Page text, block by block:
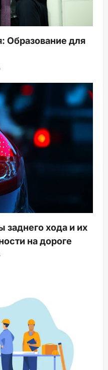
Образование для
заднего хода и их
на дороге